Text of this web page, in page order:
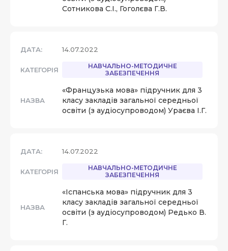
Сотникова С.І., Гоголєва Г.В.
ДАТА: 14.07.2022
КАТЕГОРІЯ
НАВЧАЛЬНО-МЕТОДИЧНЕ
ЗАБЕЗПЕЧЕННЯ
НАЗВА
«Французька мова» підручник для 3
класу закладів загальної середньої
освіти (з аудіосупроводом) Ураєва І.Г.
ДАТА: 14.07.2022
КАТЕГОРІЯ
НАВЧАЛЬНО-МЕТОДИЧНЕ
ЗАБЕЗПЕЧЕННЯ
НАЗВА
«Іспанська мова» підручник для 3
класу закладів загальної середньої
освіти (з аудіосупроводом) Редько В.
Г.